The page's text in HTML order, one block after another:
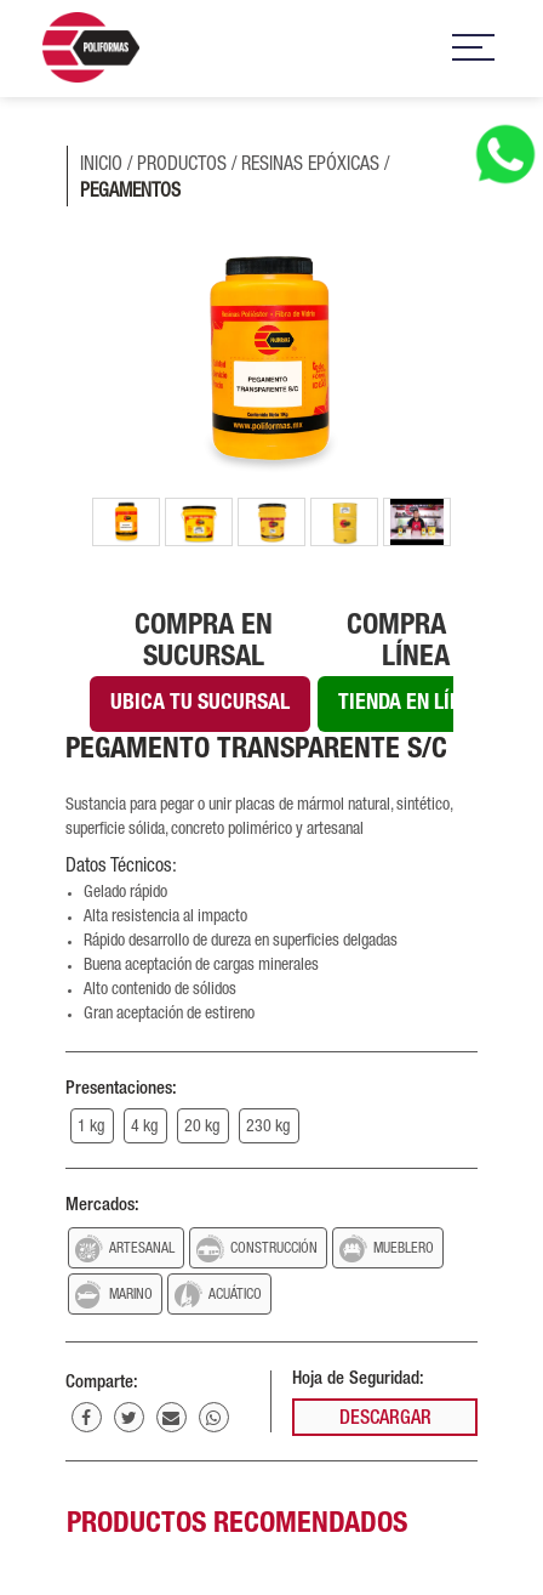
INICIO / PRODUCTOS / RESINAS EPÓXICAS /
PEGAMENTOS
COMPRA EN
SUCURSAL
COMPRA EN
LÍNEA
UBICA TU SUCURSAL TIENDA EN LÍNEA
PEGAMENTO TRANSPARENTE S/C
Sustancia para pegar o unir placas de mármol natural, sintético,
superficie sólida, concreto polimérico y artesanal
Datos Técnicos:
Gelado rápido
Alta resistencia al impacto
Rápido desarrollo de dureza en superficies delgadas
Buena aceptación de cargas minerales
Alto contenido de sólidos
Gran aceptación de estireno
Presentaciones:
1 kg 4 kg 20 kg 230 kg
Mercados:
ARTESANAL CONSTRUCCIÓN MUEBLERO
MARINO ACUÁTICO
Comparte: Hoja de Seguridad:
DESCARGAR
PRODUCTOS RECOMENDADOS